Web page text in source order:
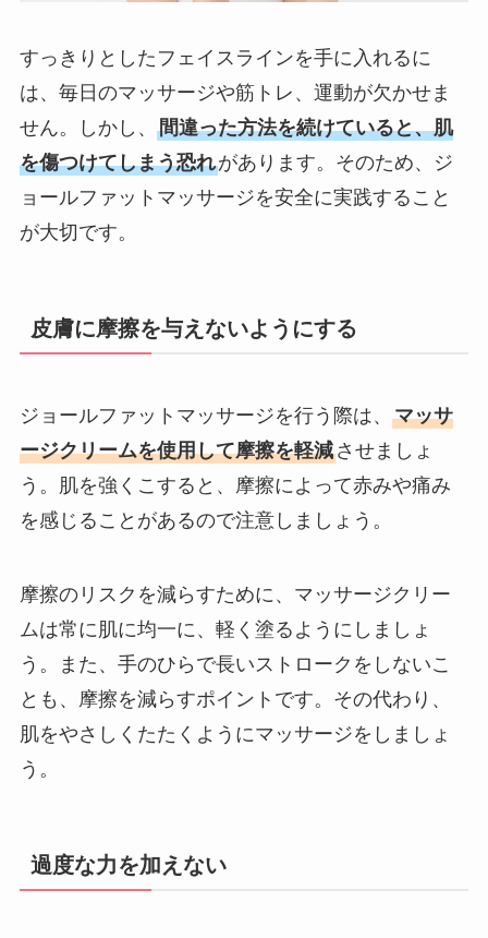
すっきりとしたフェイスラインを手に入れるに
は、毎日のマッサージや筋トレ、運動が欠かせま
せん。しかし、 間違った方法を続けていると、肌
を傷つけてしまう恐れがあります。そのため、ジ
ョールファットマッサージを安全に実践すること
が大切です。
皮膚に摩擦を与えないようにする
ジョールファットマッサージを行う際は、 マッサ
ージクリームを使用して摩擦を軽減させましょ
う。肌を強くこすると、摩擦によって赤みや痛み
を感じることがあるので注意しましょう。
摩擦のリスクを減らすために、マッサージクリー
ムは常に肌に均一に、軽く塗るようにしましょ
う。また、手のひらで長いストロークをしないこ
とも、摩擦を減らすポイントです。その代わり、
肌をやさしくたたくようにマッサージをしましょ
う。
過度な力を加えない